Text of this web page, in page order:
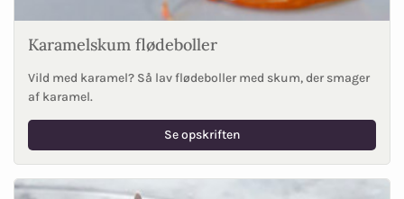
Karamelskum flødeboller
Vild med karamel? Så lav flødeboller med skum, der smager
af karamel.
Se opskriften